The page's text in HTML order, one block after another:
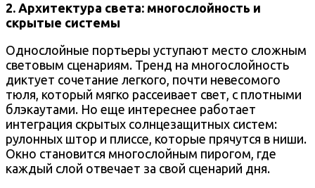
2. Архитектура света: многослойность и
скрытые системы
Однослойные портьеры уступают место сложным
световым сценариям. Тренд на многослойность
диктует сочетание легкого, почти невесомого
тюля, который мягко рассеивает свет, с плотными
блэкаутами. Но еще интереснее работает
интеграция скрытых солнцезащитных систем:
рулонных штор и плиссе, которые прячутся в ниши.
Окно становится многослойным пирогом, где
каждый слой отвечает за свой сценарий дня.